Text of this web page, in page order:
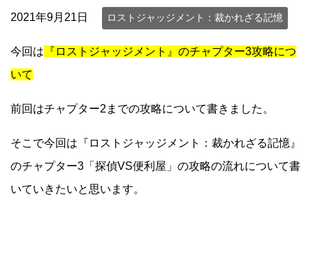
2021年9月21日 ロストジャッジメント：裁かれざる記憶
今回は 『ロストジャッジメント』のチャプター3攻略につ
いて
前回はチャプター2までの攻略について書きました。
そこで今回は『ロストジャッジメント：裁かれざる記憶』
のチャプター3「探偵VS便利屋」の攻略の流れについて書
いていきたいと思います。